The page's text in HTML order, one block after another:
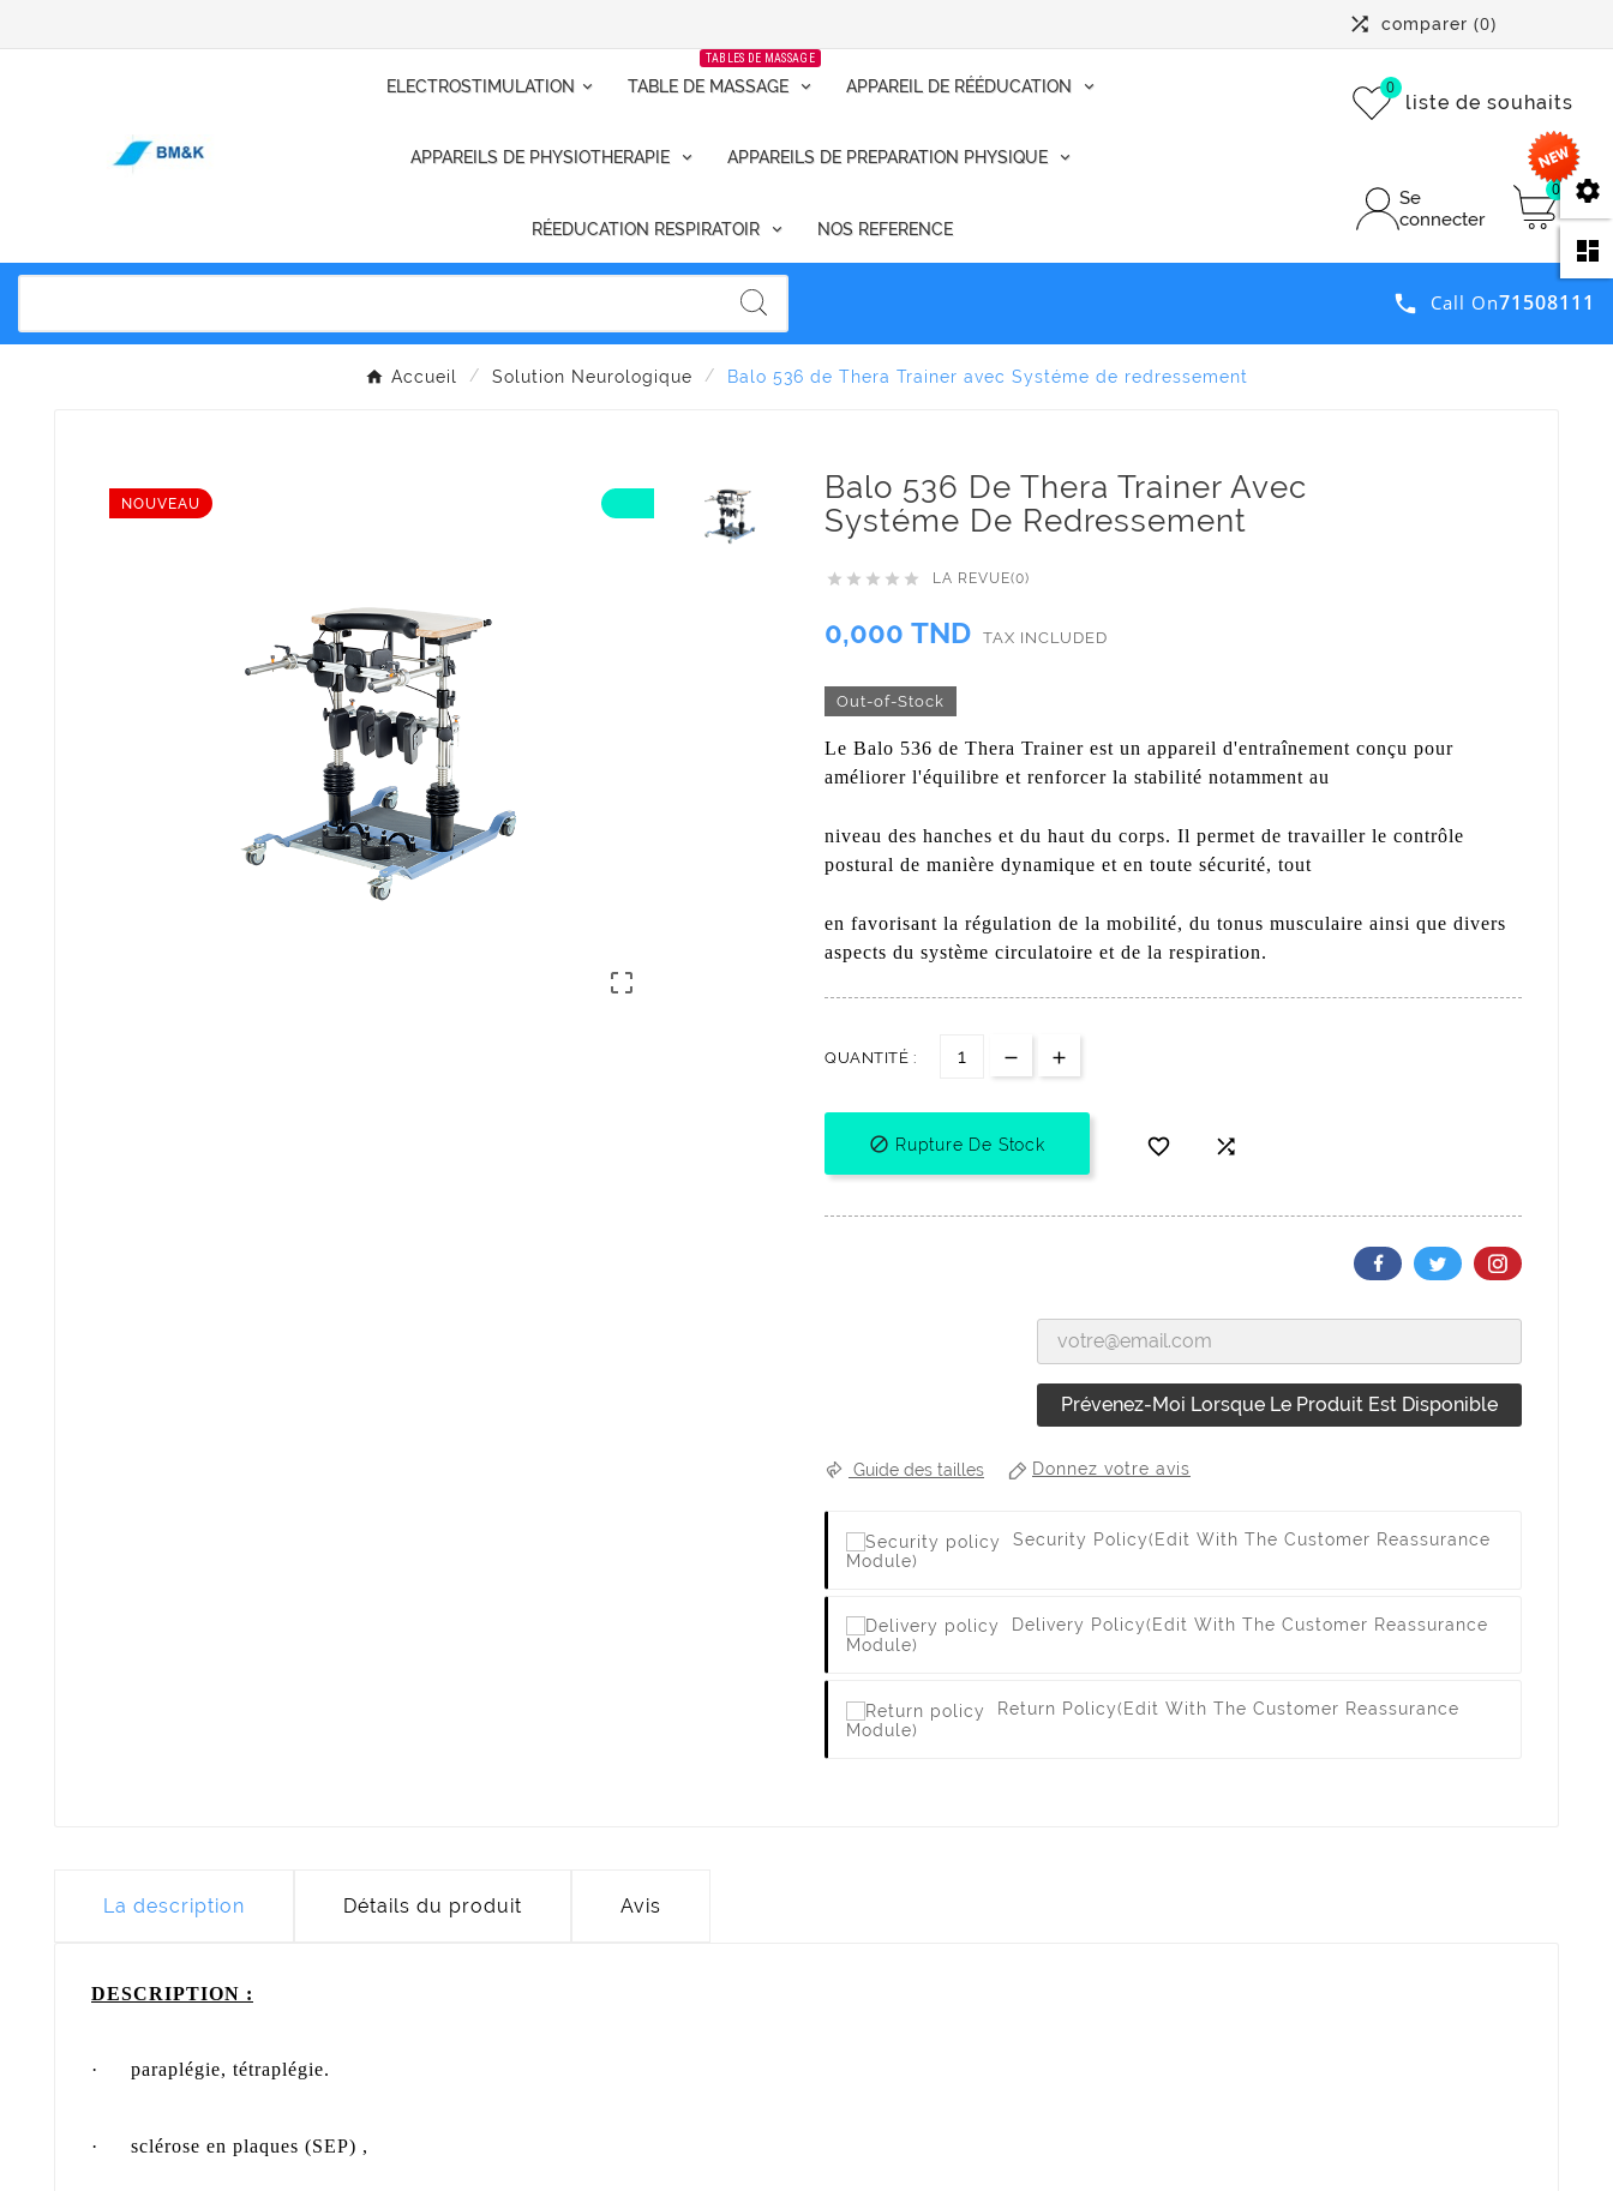
 comparer (0)
ELECTROSTIMULATION TABLE DE MASSAGE
TABLES DE MASSAGE
APPAREIL DE RÉÉDUCATION
APPAREILS DE PHYSIOTHERAPIE APPAREILS DE PREPARATION PHYSIQUE
RÉEDUCATION RESPIRATOIR NOS REFERENCE
liste de souhaits
0
Se
connecter
0
 Call On71508111
Accueil Solution Neurologique Balo 536 de Thera Trainer avec Systéme de redressement
NOUVEAU

Balo 536 De Thera Trainer Avec
Systéme De Redressement
     LA REVUE(0)
0,000 TND TAX INCLUDED
Out-of-Stock
Le Balo 536 de Thera Trainer est un appareil d'entraînement conçu pour
améliorer l'équilibre et renforcer la stabilité notamment au
niveau des hanches et du haut du corps. Il permet de travailler le contrôle
postural de manière dynamique et en toute sécurité, tout
en favorisant la régulation de la mobilité, du tonus musculaire ainsi que divers
aspects du système circulatoire et de la respiration.
QUANTITÉ :
 Rupture De Stock  
Prévenez-Moi Lorsque Le Produit Est Disponible
Guide des tailles Donnez votre avis
Security Policy(edit With The Customer Reassurance
Module)
Delivery Policy(edit With The Customer Reassurance
Module)
Return Policy(edit With The Customer Reassurance
Module)
La description Détails du produit Avis
DESCRIPTION :
· paraplégie, tétraplégie.
· sclérose en plaques (SEP) ,